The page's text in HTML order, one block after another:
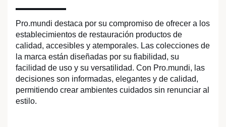
Pro.mundi destaca por su compromiso de ofrecer a los
establecimientos de restauración productos de
calidad, accesibles y atemporales. Las colecciones de
la marca están diseñadas por su fiabilidad, su
facilidad de uso y su versatilidad. Con Pro.mundi, las
decisiones son informadas, elegantes y de calidad,
permitiendo crear ambientes cuidados sin renunciar al
estilo.